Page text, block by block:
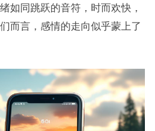
如同跳跃的音符，时而欢快，
而言，感情的走向似乎蒙上了